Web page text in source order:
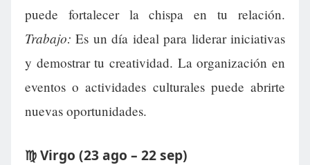
puede fortalecer la chispa en tu relación.
Trabajo: Es un día ideal para liderar iniciativas
y demostrar tu creatividad. La organización en
eventos o actividades culturales puede abrirte
nuevas oportunidades.
♍ Virgo (23 ago – 22 sep)